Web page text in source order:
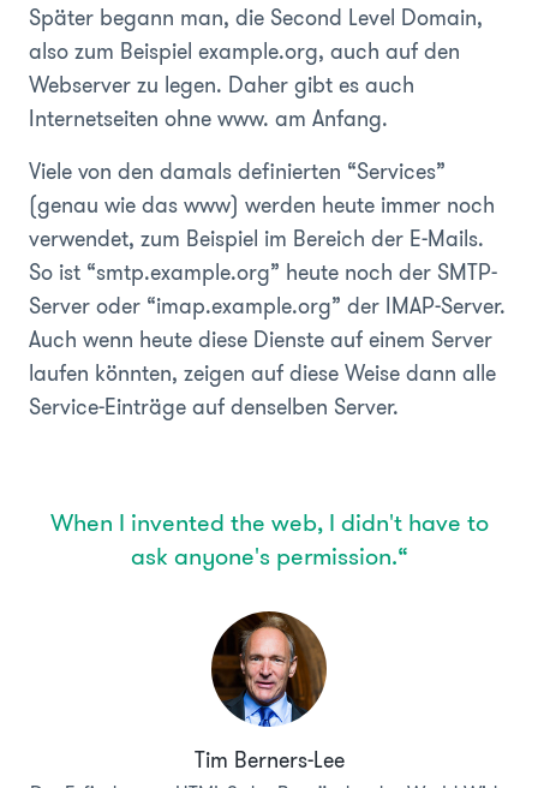
Später begann man, die Second Level Domain,
also zum Beispiel example.org, auch auf den
Webserver zu legen. Daher gibt es auch
Internetseiten ohne www. am Anfang.
Viele von den damals definierten “Services”
(genau wie das www) werden heute immer noch
verwendet, zum Beispiel im Bereich der E-Mails.
So ist “smtp.example.org” heute noch der SMTP-
Server oder “imap.example.org” der IMAP-Server.
Auch wenn heute diese Dienste auf einem Server
laufen könnten, zeigen auf diese Weise dann alle
Service-Einträge auf denselben Server.
When I invented the web, I didn't have to
ask anyone's permission.“
Tim Berners-Lee